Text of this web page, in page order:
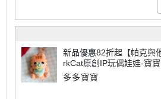
新品優惠82折起【帕克與
rkCat原創IP玩偶娃娃-寶
多多寶寶